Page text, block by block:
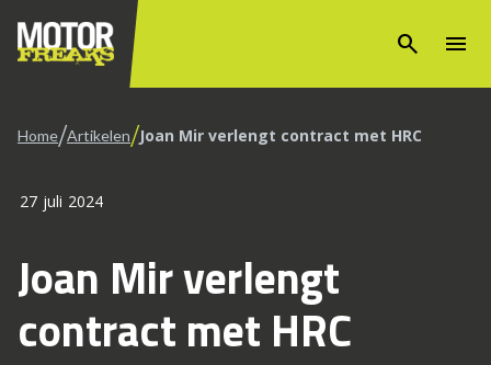
search menu
Home/Artikelen/Joan Mir verlengt contract met HRC
27 juli 2024
Joan Mir verlengt
contract met HRC